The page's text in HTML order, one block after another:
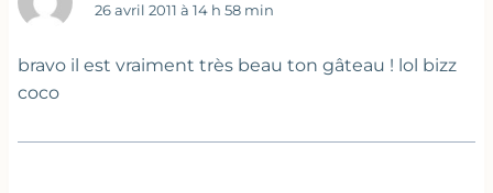
26 avril 2011 à 14 h 58 min
bravo il est vraiment très beau ton gâteau ! lol bizz
coco